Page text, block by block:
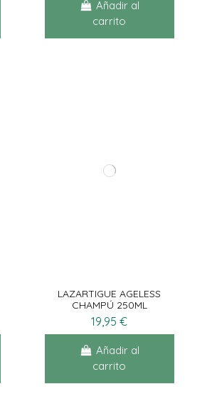
Añadir al
carrito
LAZARTIGUE AGELESS
CHAMPÚ 250ML
19,95 €
Añadir al
carrito